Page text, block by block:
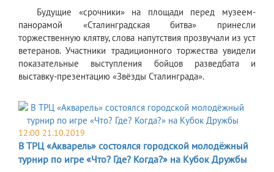
Будущие «срочники» на площади перед музеем-
панорамой «Сталинградская битва» принесли
торжественную клятву, слова напутствия прозвучали из уст
ветеранов. Участники традиционного торжества увидели
показательные выступления бойцов разведбата и
выставку-презентацию «Звёзды Сталинграда».
12:00 21.10.2019
В ТРЦ «Акварель» состоялся городской молодёжный
турнир по игре «Что? Где? Когда?» на Кубок Дружбы